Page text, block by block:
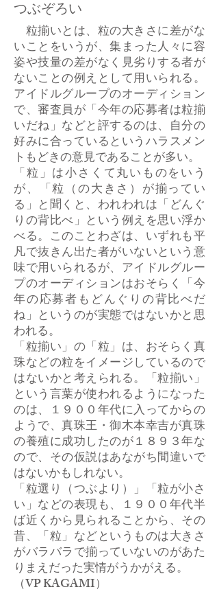
つぶぞろい
粒揃いとは、粒の大きさに差がな
いことをいうが、集まった人々に容
姿や技量の差がなく見劣りする者が
ないことの例えとして用いられる。
アイドルグループのオーディション
で、審査員が「今年の応募者は粒揃
いだね」などと評するのは、自分の
好みに合っているというハラスメン
トもどきの意見であることが多い。
「粒」は小さくて丸いものをいう
が、「粒（の大きさ）が揃ってい
る」と聞くと、われわれは「どんぐ
りの背比べ」という例えを思い浮か
べる。このことわざは、いずれも平
凡で抜きん出た者がいないという意
味で用いられるが、アイドルグルー
プのオーディションはおそらく「今
年の応募者もどんぐりの背比べだ
ね」というのが実態ではないかと思
われる。
「粒揃い」の「粒」は、おそらく真
珠などの粒をイメージしているので
はないかと考えられる。「粒揃い」
という言葉が使われるようになった
のは、１９００年代に入ってからの
ようで、真珠王・御木本幸吉が真珠
の養殖に成功したのが１８９３年な
ので、その仮説はあながち間違いで
はないかもしれない。
「粒選り（つぶより）」「粒が小さ
い」などの表現も、１９００年代半
ば近くから見られることから、その
昔、「粒」などというものは大きさ
がバラバラで揃っていないのがあた
りまえだった実情がうかがえる。
​（VP KAGAMI）